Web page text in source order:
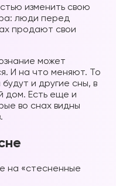
изменить свою
люди перед
продают свои
может
И на что меняют. То
и другие сны, в
дом. Есть еще и
во снах видны
на «стесненные